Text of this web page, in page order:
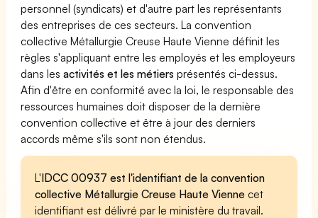
personnel (syndicats) et d'autre part les représentants
des entreprises de ces secteurs. La convention
collective Métallurgie Creuse Haute Vienne définit les
règles s'appliquant entre les employés et les employeurs
dans lesactivités et les métiers présentés ci-dessus.
Afin d'être en conformité avec la loi, le responsable des
ressources humaines doit disposer de la dernière
convention collective et être à jour des derniers
accords même s'ils sont non étendus.
L'IDCC 00937 est l'identifiant de la convention
collective Métallurgie Creuse Haute Vienne cet
identifiant est délivré par le ministère du travail.